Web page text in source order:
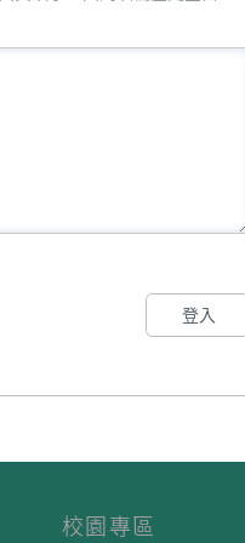
登入
校園專區